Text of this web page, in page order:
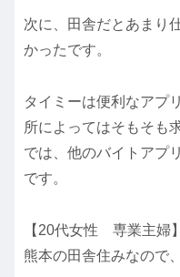
次に、田舎だとあまり
かったです。
タイミーは便利なアプ
所によってはそもそも
では、他のバイトアプ
です。
【20代女性 専業主婦】
熊本の田舎住みなので